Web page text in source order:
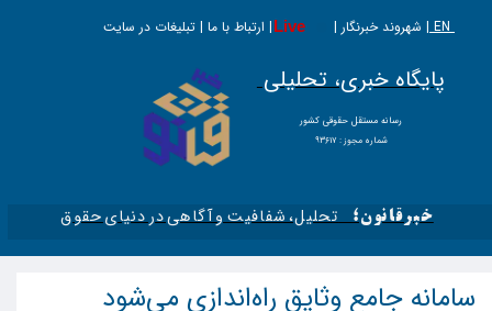
EN | شهروند خبرنگار | | ارتباط با ما | تبلیغات در سایت
Live
پایگاه خبری، تحلیلی
​​​​رسانه مستقل حقوقی کشور
شماره مجوز : ۹۳۶۱۷
خبرقانون؛ تحلیل، شفافیت و آگاهی در دنیای حقوق​​​​​​​
سامانه جامع وثایق راه‌اندازی می‌شود